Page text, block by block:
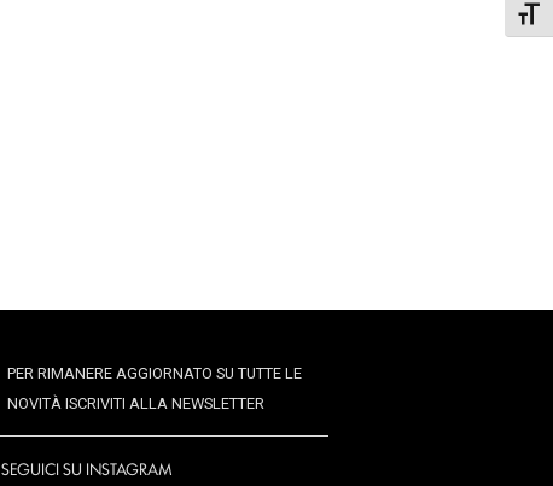
PER RIMANERE AGGIORNATO SU TUTTE LE
NOVITÀ ISCRIVITI ALLA NEWSLETTER
SEGUICI SU INSTAGRAM